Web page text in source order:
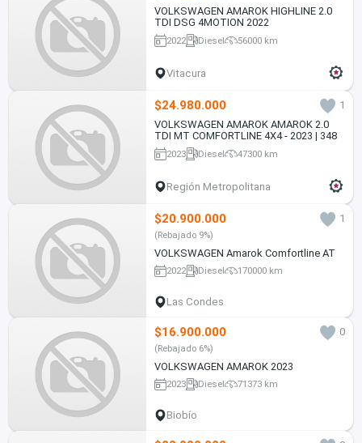
VOLKSWAGEN AMAROK HIGHLINE 2.0
TDI DSG 4MOTION 2022
2022 Diesel 56000 km
Vitacura
$24.980.000
1
VOLKSWAGEN AMAROK AMAROK 2.0
TDI MT COMFORTLINE 4X4 - 2023 | 348
2023 Diesel 47300 km
Región Metropolitana
$20.900.000 1
(Rebajado 9%)
VOLKSWAGEN Amarok Comfortline AT
2022 Diesel 170000 km
Las Condes
$16.900.000 0
(Rebajado 6%)
VOLKSWAGEN AMAROK 2023
2023 Diesel 71373 km
Biobío